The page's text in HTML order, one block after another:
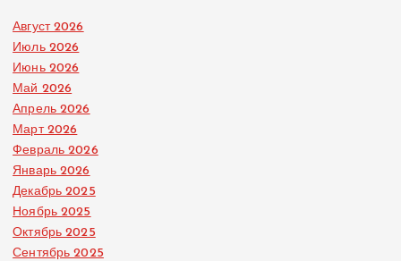
Август 2026
Июль 2026
Июнь 2026
Май 2026
Апрель 2026
Март 2026
Февраль 2026
Январь 2026
Декабрь 2025
Ноябрь 2025
Октябрь 2025
Сентябрь 2025